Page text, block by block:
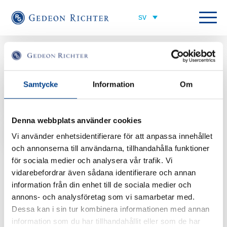
Samtycke Information Om
Denna webbplats använder cookies
Vi använder enhetsidentifierare för att anpassa innehållet
och annonserna till användarna, tillhandahålla funktioner
för sociala medier och analysera vår trafik. Vi
vidarebefordrar även sådana identifierare och annan
information från din enhet till de sociala medier och
annons- och analysföretag som vi samarbetar med.
Dessa kan i sin tur kombinera informationen med annan
information som du har tillhandahållit eller som de har
Alla medarbetare
+46 703 55 08 16
Kort om Susanne
Susanne är Head of Nordics Sales Team Women’s Health med
personalansvar för alla Sales Manager Women’s Health i Norden. Hon är
ansvarig för att de får utbildning, träning och personlig utveckling. Hennes
målsättning är att alltid vara motiverande och inspirerande.
Susanne har en bakgrund som sjuksköterska på barn- och kvinnoklinik och